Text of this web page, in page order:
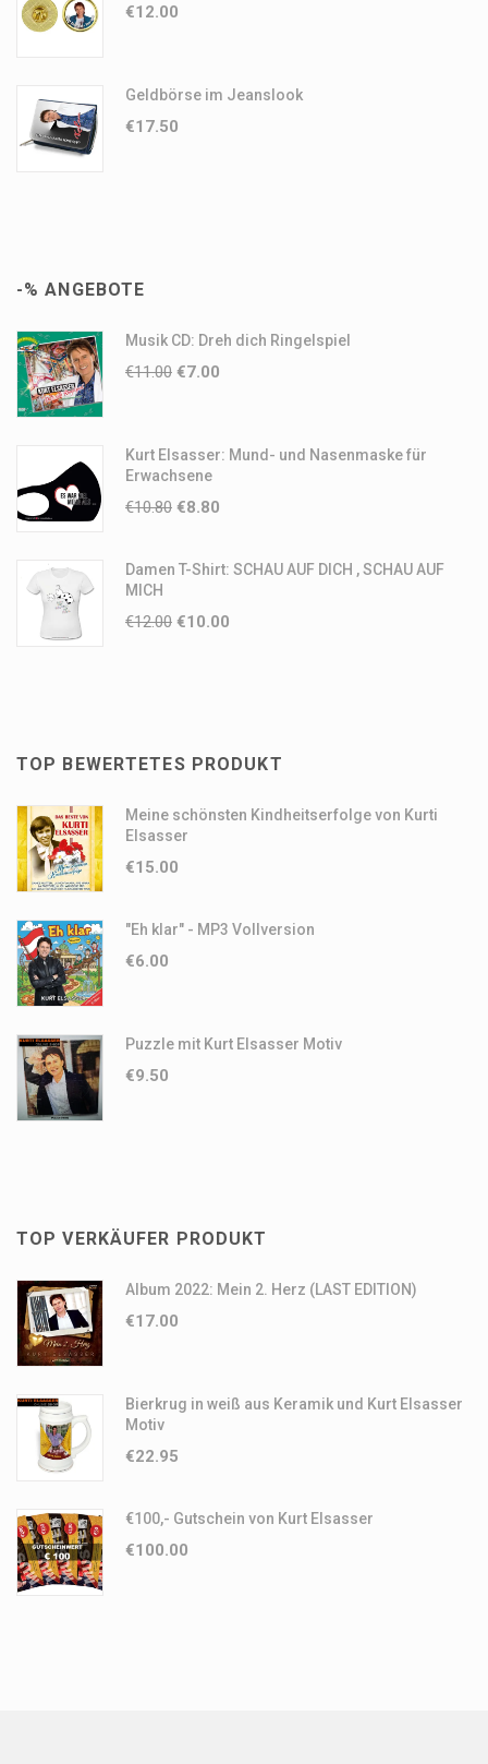
€12.00
Geldbörse im Jeanslook
€17.50
-% ANGEBOTE
Musik CD: Dreh dich Ringelspiel
€11.00 €7.00
Kurt Elsasser: Mund- und Nasenmaske für
Erwachsene
€10.80 €8.80
Damen T-Shirt: SCHAU AUF DICH , SCHAU AUF
MICH
€12.00 €10.00
TOP BEWERTETES PRODUKT
Meine schönsten Kindheitserfolge von Kurti
Elsasser
€15.00
"Eh klar" - MP3 Vollversion
€6.00
Puzzle mit Kurt Elsasser Motiv
€9.50
TOP VERKÄUFER PRODUKT
Album 2022: Mein 2. Herz (LAST EDITION)
€17.00
Bierkrug in weiß aus Keramik und Kurt Elsasser
Motiv
€22.95
€100,- Gutschein von Kurt Elsasser
€100.00